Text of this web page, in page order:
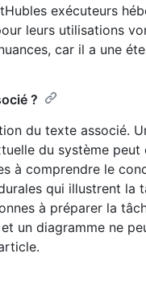
exécuteurs
leurs utilisations
car il a une
?
du texte associé.
du système
à comprendre le
qui illustrent la
à préparer la
un diagramme ne